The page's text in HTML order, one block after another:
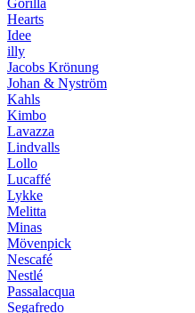
Gorilla
Hearts
Idee
illy
Jacobs Krönung
Johan & Nyström
Kahls
Kimbo
Lavazza
Lindvalls
Lollo
Lucaffé
Lykke
Melitta
Minas
Mövenpick
Nescafé
Nestlé
Passalacqua
Segafredo